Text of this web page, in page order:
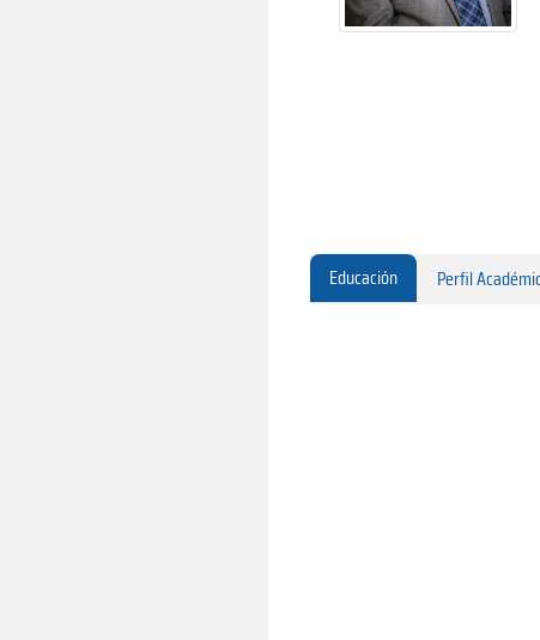
Educación Perfil